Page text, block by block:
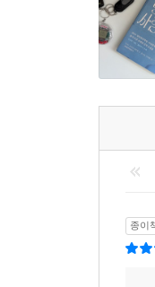
이렇듯
무엇
죽음의
‘일러두
방법을
한결같
종이